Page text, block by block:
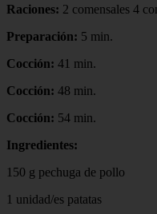
Raciones: 2 comensales 4
Preparación: 5 min.
Cocción: 41 min.
Cocción: 48 min.
Cocción: 54 min.
Ingredientes:
150 g pechuga de pollo
1 unidad/es patatas